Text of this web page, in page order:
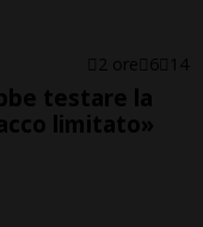
2 ore 6 14
testare la
limitato»